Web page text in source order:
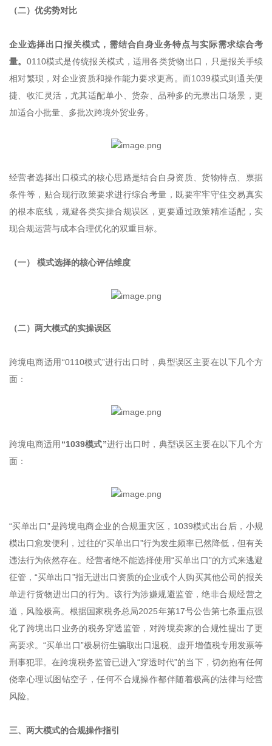
（二）优劣势对比
企业选择出口报关模式，需结合自身业务特点与实际需求综合考
量。 0110模式是传统报关模式，适用各类货物出口，只是报关手续
相对繁琐，对企业资质和操作能力要求更高。而1039模式则通关便
捷、收汇灵活，尤其适配单小、货杂、品种多的无票出口场景，更
加适合小批量、多批次跨境外贸业务。
经营者选择出口模式的核心思路是结合自身资质、货物特点、票据
条件等，贴合现行政策要求进行综合考量，既要牢牢守住交易真实
的根本底线，规避各类实操合规误区，更要通过政策精准适配，实
现合规运营与成本合理优化的双重目标。
（一） 模式选择的核心评估维度
（二）两大模式的实操误区
跨境电商适用“0110模式”进行出口时，典型误区主要在以下几个方
面：
跨境电商适用 “1039模式”进行出口时，典型误区主要在以下几个方
面：
“买单出口”是跨境电商企业的合规重灾区，1039模式出台后，小规
模出口愈发便利，过往的“买单出口”行为发生频率已然降低，但有关
违法行为依然存在。经营者绝不能选择使用“买单出口”的方式来逃避
征管，“买单出口”指无进出口资质的企业或个人购买其他公司的报关
单进行货物进出口的行为。该行为涉嫌规避监管，绝非合规经营之
道，风险极高。根据国家税务总局2025年第17号公告第七条重点强
化了跨境出口业务的税务穿透监管，对跨境卖家的合规性提出了更
高要求。“买单出口”极易衍生骗取出口退税、虚开增值税专用发票等
刑事犯罪。在跨境税务监管已进入“穿透时代”的当下，切勿抱有任何
侥幸心理试图钻空子，任何不合规操作都伴随着极高的法律与经营
风险。
三、两大模式的合规操作指引